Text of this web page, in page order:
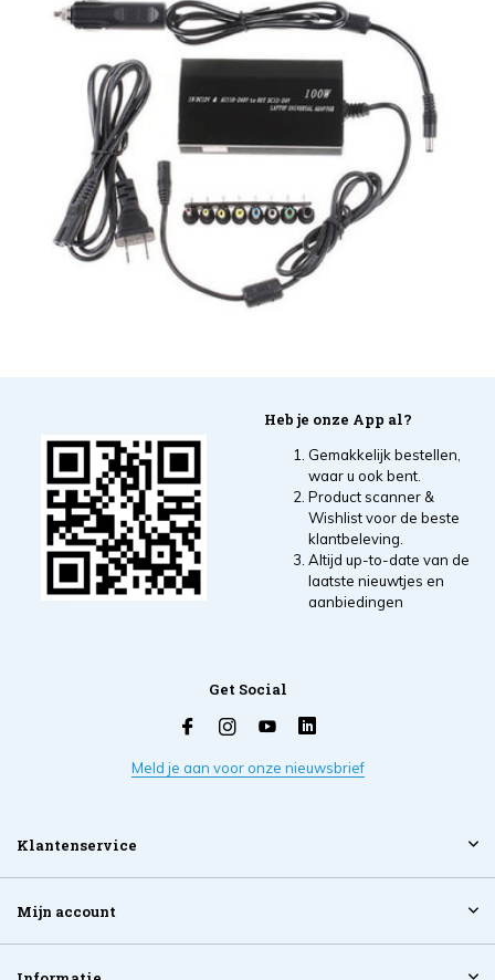
Heb je onze App al?
Gemakkelijk bestellen,
waar u ook bent.
Product scanner &
Wishlist voor de beste
klantbeleving.
Altijd up-to-date van de
laatste nieuwtjes en
aanbiedingen
Get Social
Meld je aan voor onze nieuwsbrief
Klantenservice
Mijn account